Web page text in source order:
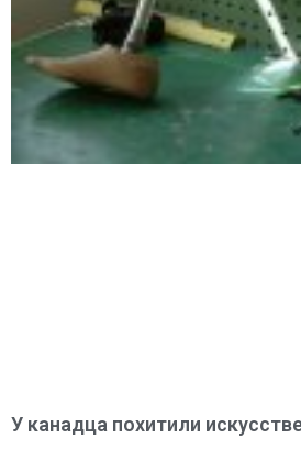
У канадца похитили